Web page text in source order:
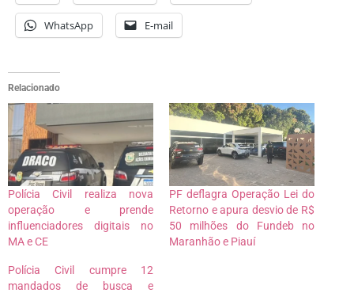
WhatsApp E-mail
Relacionado
Polícia Civil realiza nova
operação e prende
influenciadores digitais no
MA e CE
PF deflagra Operação Lei do
Retorno e apura desvio de R$
50 milhões do Fundeb no
Maranhão e Piauí
Polícia Civil cumpre 12
mandados de busca e